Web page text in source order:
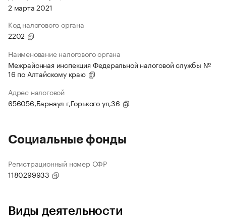
2 марта 2021
Код налогового органа
2202
Наименование налогового органа
Межрайонная инспекция Федеральной налоговой службы №
16 по Алтайскому краю
Адрес налоговой
656056,Барнаул г,Горького ул,36
Социальные фонды
Регистрационный номер СФР
1180299933
Виды деятельности